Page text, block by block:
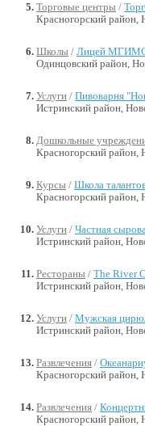
Торговые центры /
Красногорский район,
Школы / Лицей МГИМО
Одинцовский район,
Услуги / Пивоварня
Истринский район,
Дошкольные
Красногорский район,
Курсы / Школа
Красногорский район,
Услуги / Частная
Истринский район,
Рестораны / The River
Истринский район,
Услуги / Мужская
Истринский район,
Развлечения /
Красногорский район,
Развлечения /
Красногорский район,